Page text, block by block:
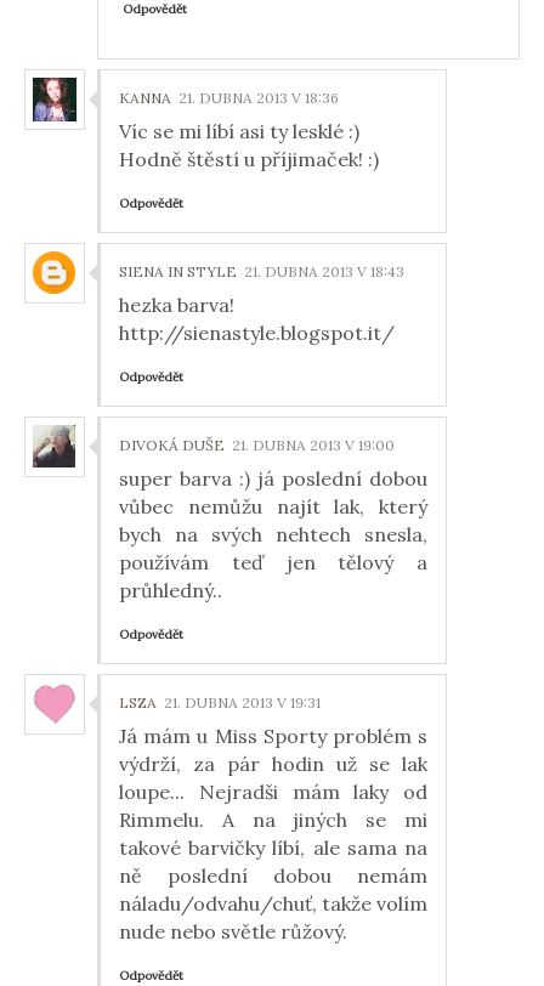
Odpovědět
KANNA 21. DUBNA 2013 V 18:36
Víc se mi líbí asi ty lesklé :)
Hodně štěstí u příjimaček! :)
Odpovědět
SIENA IN STYLE 21. DUBNA 2013 V 18:43
hezka barva!
http://sienastyle.blogspot.it/
Odpovědět
DIVOKÁ DUŠE 21. DUBNA 2013 V 19:00
super barva :) já poslední dobou
vůbec nemůžu najít lak, který
bych na svých nehtech snesla,
používám teď jen tělový a
průhledný..
Odpovědět
LSZA 21. DUBNA 2013 V 19:31
Já mám u Miss Sporty problém s
výdrží, za pár hodin už se lak
loupe... Nejradši mám laky od
Rimmelu. A na jiných se mi
takové barvičky líbí, ale sama na
ně poslední dobou nemám
náladu/odvahu/chuť, takže volím
nude nebo světle růžový.
Odpovědět